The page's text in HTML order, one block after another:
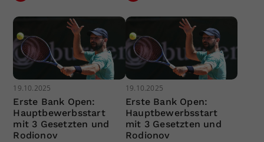
19.10.2025
Erste Bank Open:
Hauptbewerbsstart
mit 3 Gesetzten und
Rodionov
19.10.2025
Erste Bank Open:
Hauptbewerbsstart
mit 3 Gesetzten und
Rodionov